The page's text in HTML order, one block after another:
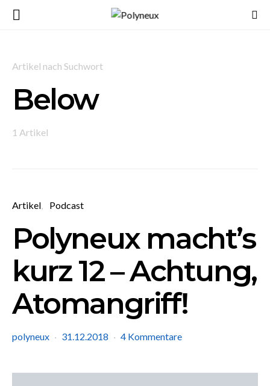
Artikel nach Suchwort
Below
1 Artikel
Artikel Podcast
Polyneux macht’s
kurz 12 – Achtung,
Atomangriff!
polyneux 31.12.2018 4 Kommentare